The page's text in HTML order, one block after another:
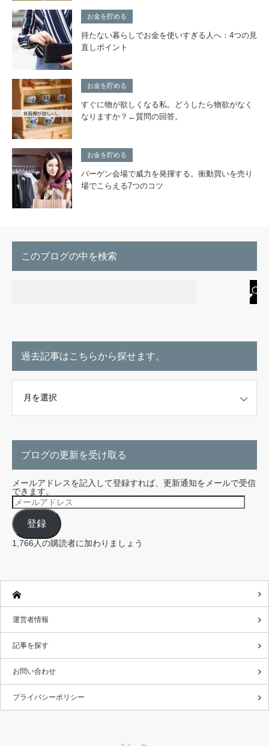
お金を貯める
持たない暮らしでお金を使いすぎる人へ：4つの見
直しポイント
お金を貯める
すぐに物が欲しくなる私。どうしたら物欲がなく
なりますか？←質問の回答。
お金を貯める
バーゲン会場で威力を発揮する。衝動買いを売り
場でこらえる7つのコツ
このブログの中を検索
過去記事はこちらから探せます。
ブログの更新を受け取る
メールアドレスを記入して登録すれば、更新通知をメールで受信
できます。
メ
ー
ル
ア
ド
レ
ス
登録
1,766人の購読者に加わりましょう
運営者情報
記事を探す
お問い合わせ
プライバシーポリシー